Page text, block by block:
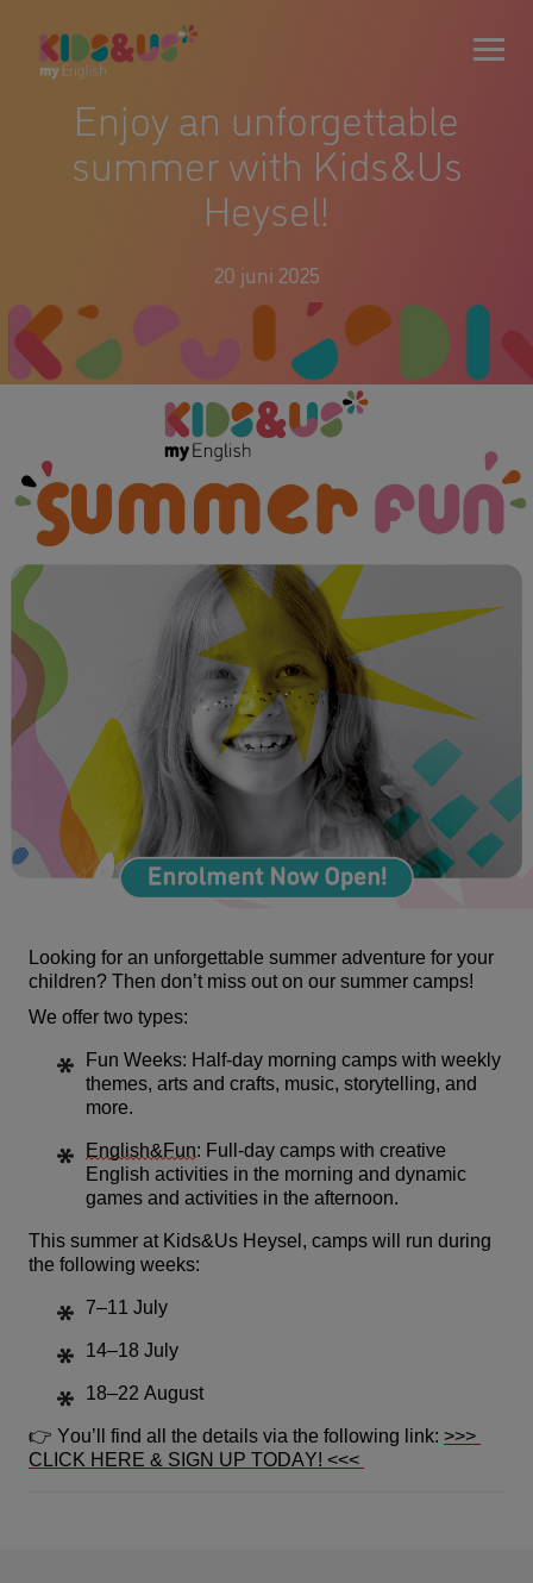
Enjoy an unforgettable
summer with Kids&Us
Heysel!
20 juni 2025
Looking for an unforgettable summer adventure for your
children? Then don’t miss out on our summer camps!
We offer two types:
Fun Weeks: Half-day morning camps with weekly
themes, arts and crafts, music, storytelling, and
more.
English&Fun: Full-day camps with creative
English activities in the morning and dynamic
games and activities in the afternoon.
This summer at Kids&Us Heysel , camps will run during
the following weeks:
7–11 July
14–18 July
18–22 August
👉 You’ll find all the details via the following link: >>>
CLICK HERE & SIGN UP TODAY! <<<